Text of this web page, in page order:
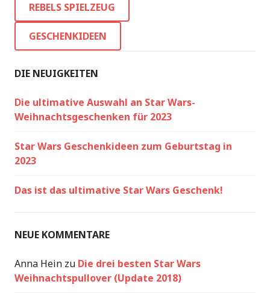
REBELS SPIELZEUG
GESCHENKIDEEN
DIE NEUIGKEITEN
Die ultimative Auswahl an Star Wars-
Weihnachtsgeschenken für 2023
Star Wars Geschenkideen zum Geburtstag in
2023
Das ist das ultimative Star Wars Geschenk!
NEUE KOMMENTARE
Anna Hein zu Die drei besten Star Wars
Weihnachtspullover (Update 2018)